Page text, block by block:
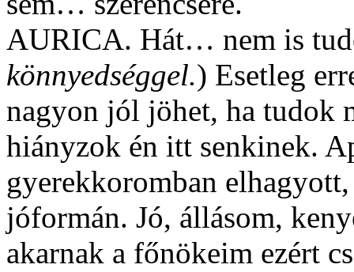
AURICA. Hát… nem is
könnyedséggel.) Esetleg
nagyon jól jöhet, ha tudok
hiányzok én itt senkinek.
gyerekkoromban
jóformán. Jó, állásom,
akarnak a főnökeim ezért